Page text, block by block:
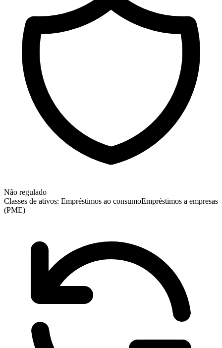
Não regulado
Classes de ativos: Empréstimos ao consumoEmpréstimos a empresas
(PME)